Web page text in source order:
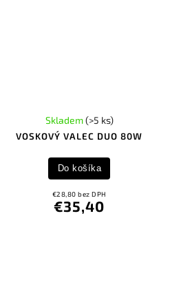
VOSKOVÝ VALEC DUO 80W
Skladem(>5 ks)
€28,80 bez DPH
€35,40
Do košíka